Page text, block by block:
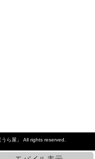
ら屋」 All rights reserved.